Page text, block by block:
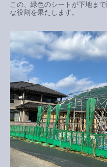
この、緑色のシートが下地ま
な役割を果たします。